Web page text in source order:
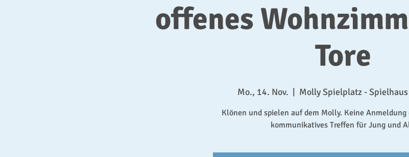
offenes
Tore
Mo., 14. Nov. Molly Spielplatz -
Klönen und spielen auf dem Molly. Keine
kommunikatives Treffen für Jung und